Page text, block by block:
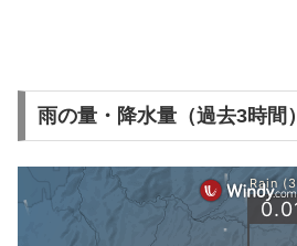
雨の量・降水量（過去3時間）